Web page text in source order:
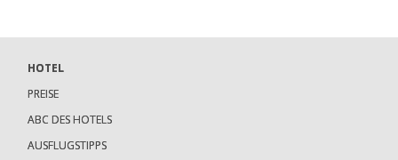
HOTEL
PREISE
ABC DES HOTELS
AUSFLUGSTIPPS